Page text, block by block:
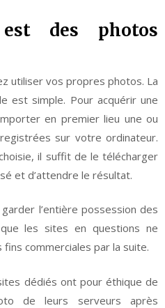
des photos
utiliser vos propres photos. La
est simple. Pour acquérir une
en premier lieu une ou
sur votre ordinateur.
il suffit de le télécharger
et d’attendre le résultat.
l’entière possession des
les sites en questions ne
commerciales par la suite.
dédiés ont pour éthique de
de leurs serveurs après